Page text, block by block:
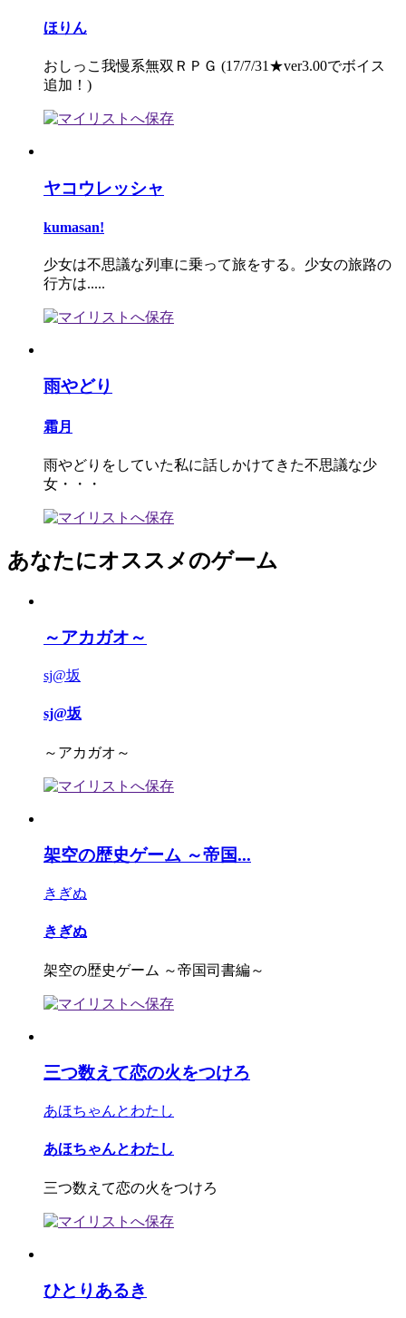
ほりん
おしっこ我慢系無双ＲＰＧ (17/7/31★ver3.00でボイス
追加！)
ヤコウレッシャ
kumasan!
少女は不思議な列車に乗って旅をする。少女の旅路の
行方は.....
雨やどり
霜月
雨やどりをしていた私に話しかけてきた不思議な少
女・・・
あなたにオススメのゲーム
～アカガオ～
sj@坂
sj@坂
～アカガオ～
架空の歴史ゲーム ～帝国...
きぎぬ
きぎぬ
架空の歴史ゲーム ～帝国司書編～
三つ数えて恋の火をつけろ
あほちゃんとわたし
あほちゃんとわたし
三つ数えて恋の火をつけろ
ひとりあるき